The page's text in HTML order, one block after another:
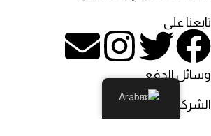
تابعنا على
وسائل الدفع
الشركاء اللوجستيين
Arabic